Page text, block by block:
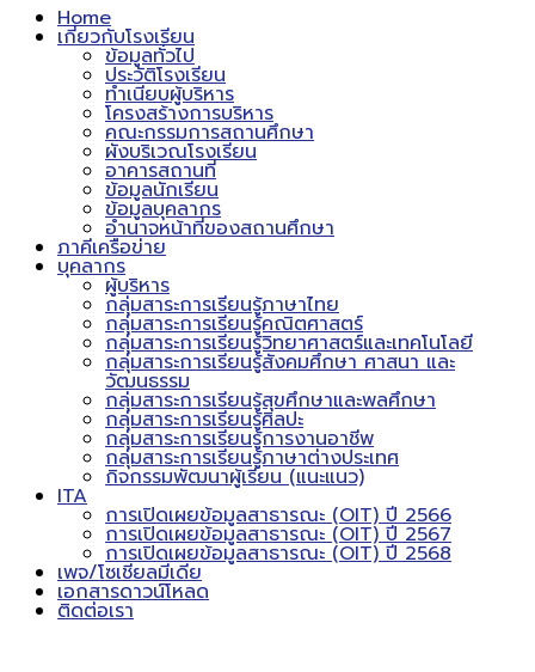
Home
เกี่ยวกับโรงเรียน
ข้อมูลทั่วไป
ประวัติโรงเรียน
ทำเนียบผู้บริหาร
โครงสร้างการบริหาร
คณะกรรมการสถานศึกษา
ผังบริเวณโรงเรียน
อาคารสถานที่
ข้อมูลนักเรียน
ข้อมูลบุคลากร
อำนาจหน้าที่ของสถานศึกษา
ภาคีเครือข่าย
บุคลากร
ผู้บริหาร
กลุ่มสาระการเรียนรู้ภาษาไทย
กลุ่มสาระการเรียนรู้คณิตศาสตร์
กลุ่มสาระการเรียนรู้วิทยาศาสตร์และเทคโนโลยี
กลุ่มสาระการเรียนรู้สังคมศึกษา ศาสนา และ
วัฒนธรรม
กลุ่มสาระการเรียนรู้สุขศึกษาและพลศึกษา
กลุ่มสาระการเรียนรู้ศิลปะ
กลุ่มสาระการเรียนรู้การงานอาชีพ
กลุ่มสาระการเรียนรู้ภาษาต่างประเทศ
กิจกรรมพัฒนาผู้เรียน (แนะแนว)
ITA
การเปิดเผยข้อมูลสาธารณะ (OIT) ปี 2566
การเปิดเผยข้อมูลสาธารณะ (OIT) ปี 2567
การเปิดเผยข้อมูลสาธารณะ (OIT) ปี 2568
เพจ/โซเชียลมีเดีย
เอกสารดาวน์โหลด
ติดต่อเรา